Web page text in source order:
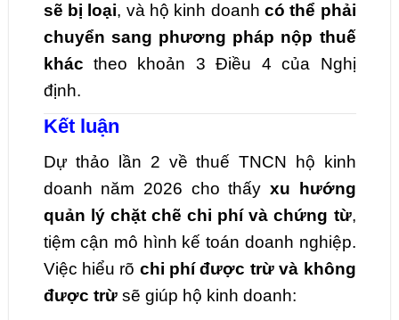
sẽ bị loại, và hộ kinh doanh có thể phải
chuyển sang phương pháp nộp thuế
khác theo khoản 3 Điều 4 của Nghị
định.
Kết luận
Dự thảo lần 2 về thuế TNCN hộ kinh
doanh năm 2026 cho thấy xu hướng
quản lý chặt chẽ chi phí và chứng từ,
tiệm cận mô hình kế toán doanh nghiệp.
Việc hiểu rõ chi phí được trừ và không
được trừsẽ giúp hộ kinh doanh: